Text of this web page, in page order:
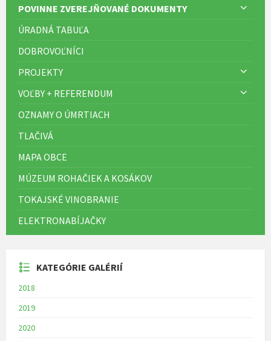
POVINNE ZVEREJŇOVANÉ DOKUMENTY
ÚRADNÁ TABUĽA
DOBROVOĽNÍCI
PROJEKTY
VOĽBY + REFERENDUM
OZNAMY O ÚMRTIACH
TLAČIVÁ
MAPA OBCE
MÚZEUM ROHAČIEK A KOSÁKOV
TOKAJSKÉ VINOBRANIE
ELEKTRONABÍJAČKY
KATEGÓRIE GALÉRIÍ
2018
2019
2020